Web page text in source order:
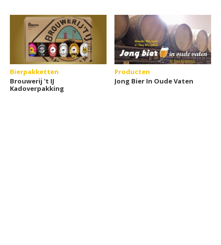
Bierpakketten
Brouwerij 't IJ
Kadoverpakking
Producten
Jong Bier In Oude Vaten